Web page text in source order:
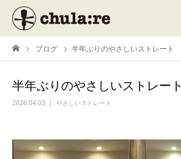
ブログ 半年ぶりのやさしいストレート
半年ぶりのやさしいストレート
2026.04.03 やさしいストレート